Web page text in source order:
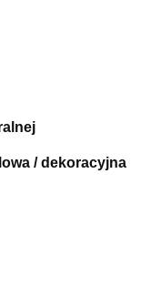
/ dekoracyjna